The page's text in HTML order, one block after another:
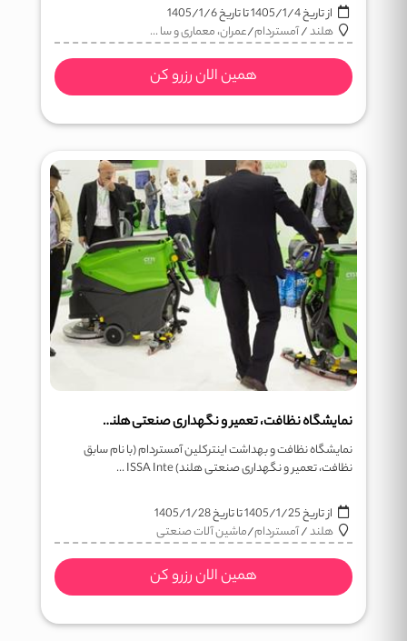
از تاریخ1405/1/4تا تاریخ1405/1/6
هلند/آمستردام/عمران، معماری و سا ...
همین الان رزرو کن
نمایشگاه نظافت، تعمیر و نگهداری صنعتی هلند ISSA Interclean
نمایشگاه نظافت و بهداشت اینترکلین آمستردام (با نام سابق
نظافت، تعمیر و نگهداری صنعتی هلند) ISSA Inte ...
از تاریخ1405/1/25تا تاریخ1405/1/28
هلند/آمستردام/ماشین آلات صنعتی
همین الان رزرو کن